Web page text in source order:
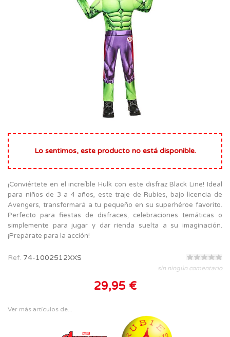
Lo sentimos, este producto no está disponible.
¡Conviértete en el increíble Hulk con este disfraz Black Line! Ideal
para niños de 3 a 4 años, este traje de Rubies, bajo licencia de
Avengers, transformará a tu pequeño en su superhéroe favorito.
Perfecto para fiestas de disfraces, celebraciones temáticas o
simplemente para jugar y dar rienda suelta a su imaginación.
¡Prepárate para la acción!
Ref. 74-1002512XXS
sin ningún comentario
29,95 €
Ver más artículos de...